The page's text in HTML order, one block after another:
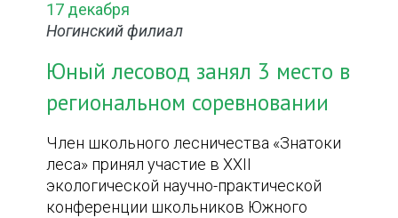
17 декабря
Ногинский филиал
Юный лесовод занял 3 место в
региональном соревновании
Член школьного лесничества «Знатоки
леса» принял участие в XXII
экологической научно-практической
конференции школьников Южного